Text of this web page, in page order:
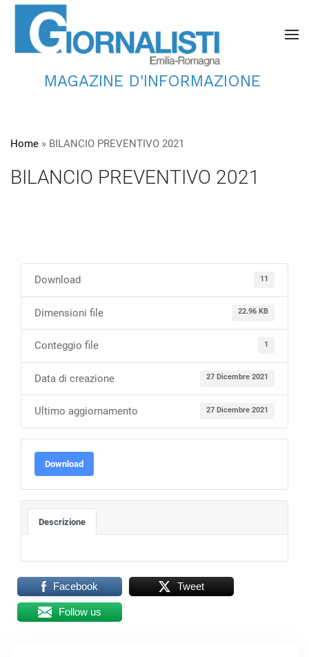
MAGAZINE D'INFORMAZIONE
Home » BILANCIO PREVENTIVO 2021
BILANCIO PREVENTIVO 2021
Download 11
Dimensioni file 22.96 KB
Conteggio file 1
Data di creazione 27 Dicembre 2021
Ultimo aggiornamento 27 Dicembre 2021
Download
Descrizione
Facebook Tweet
Follow us